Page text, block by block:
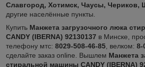
Славгород, Хотимск, Чаусы, Чериков,
другие населённые пункты.
Купить Манжета загрузочного люка
CANDY (IBERNA) 92130137 в Минске,
телефону мтс: 8029-508-46-85 , велком: 8-
сделайте заказ online. Вышлем Манжета
стиральной машины CANDY (IBERNA)